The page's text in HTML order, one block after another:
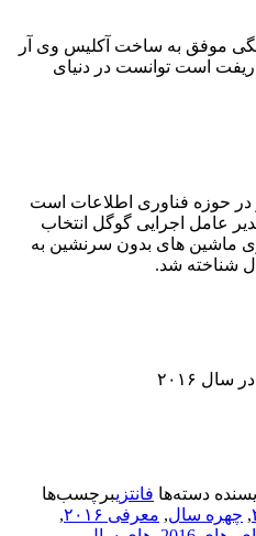
بود که در سن ۲۳ سالگی موفق به ساخت آکلیس وی آر
است توانست در دنیای
در حوزه فناوری اطلاعات است
به عنوان مدیر عامل اجرایی گوگل انتخاب
ماشین های بدون سرنشین به
شناخته شد.
۲۰۱۶
دسته‌ها فانتزیبرچسب‌ها
, چهره سال, معرفی ۲۰۱۶
,